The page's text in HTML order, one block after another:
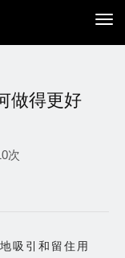
造更加
做得更好
次
吸引和留住用